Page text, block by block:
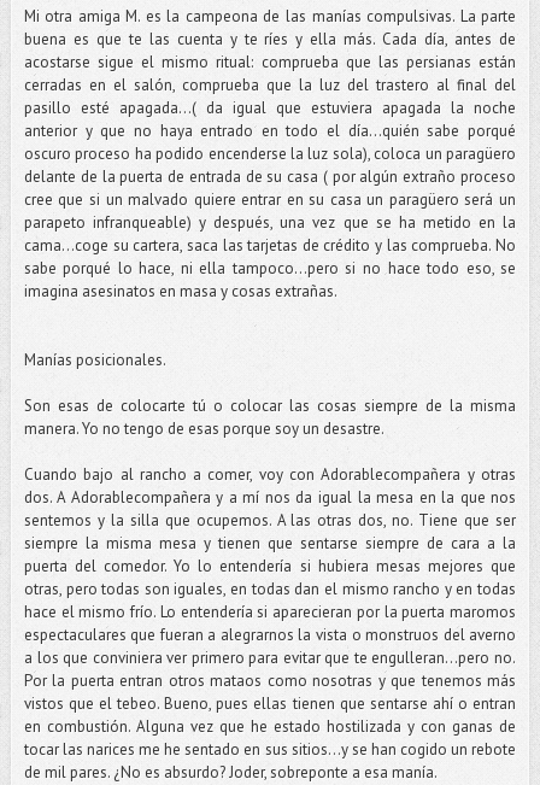
Mi otra amiga M. es la campeona de las manías compulsivas. La parte
buena es que te las cuenta y te ríes y ella más. Cada día, antes de
acostarse sigue el mismo ritual: comprueba que las persianas están
cerradas en el salón, comprueba que la luz del trastero al final del
pasillo esté apagada…( da igual que estuviera apagada la noche
anterior y que no haya entrado en todo el día...quién sabe porqué
oscuro proceso ha podido encenderse la luz sola), coloca un paragüero
delante de la puerta de entrada de su casa ( por algún extraño proceso
cree que si un malvado quiere entrar en su casa un paragüero será un
parapeto infranqueable) y después, una vez que se ha metido en la
cama…coge su cartera, saca las tarjetas de crédito y las comprueba. No
sabe porqué lo hace, ni ella tampoco...pero si no hace todo eso, se
imagina asesinatos en masa y cosas extrañas.
Manías posicionales.
Son esas de colocarte tú o colocar las cosas siempre de la misma
manera. Yo no tengo de esas porque soy un desastre.
Cuando bajo al rancho a comer, voy con Adorablecompañera y otras
dos. A Adorablecompañera y a mí nos da igual la mesa en la que nos
sentemos y la silla que ocupemos. A las otras dos, no. Tiene que ser
siempre la misma mesa y tienen que sentarse siempre de cara a la
puerta del comedor. Yo lo entendería si hubiera mesas mejores que
otras, pero todas son iguales, en todas dan el mismo rancho y en todas
hace el mismo frío. Lo entendería si aparecieran por la puerta maromos
espectaculares que fueran a alegrarnos la vista o monstruos del averno
a los que conviniera ver primero para evitar que te engulleran…pero no.
Por la puerta entran otros mataos como nosotras y que tenemos más
vistos que el tebeo. Bueno, pues ellas tienen que sentarse ahí o entran
en combustión. Alguna vez que he estado hostilizada y con ganas de
tocar las narices me he sentado en sus sitios…y se han cogido un rebote
de mil pares. ¿No es absurdo? Joder, sobreponte a esa manía.